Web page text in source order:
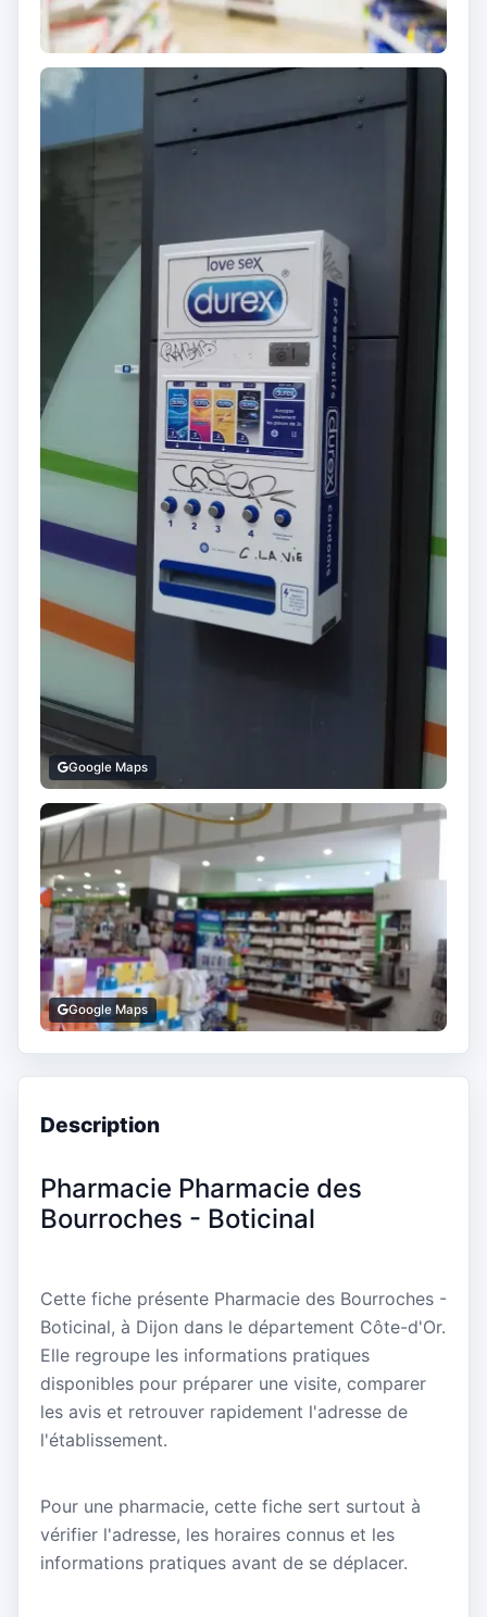
Google Maps
Google Maps
Description
Pharmacie Pharmacie des
Bourroches - Boticinal
Cette fiche présente Pharmacie des Bourroches -
Boticinal, à Dijon dans le département Côte-d'Or.
Elle regroupe les informations pratiques
disponibles pour préparer une visite, comparer
les avis et retrouver rapidement l'adresse de
l'établissement.
Pour une pharmacie, cette fiche sert surtout à
vérifier l'adresse, les horaires connus et les
informations pratiques avant de se déplacer.